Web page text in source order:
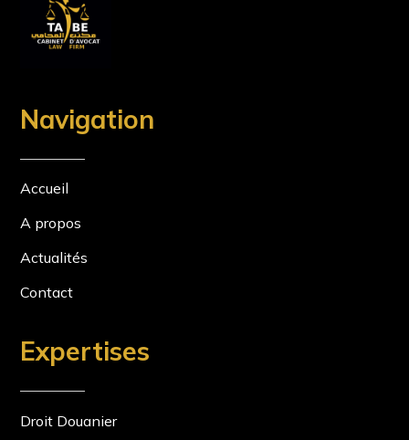
Navigation
Accueil
A propos
Actualités
Contact
Expertises
Droit Douanier